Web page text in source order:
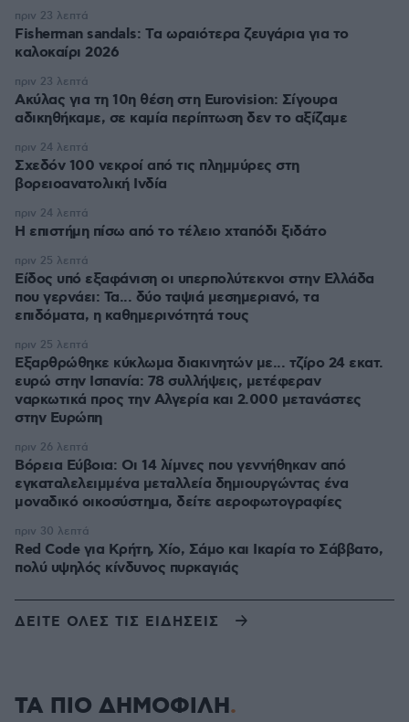
Fisherman sandals: Tα ωραιότερα ζευγάρια για το
καλοκαίρι 2026
πριν 23 λεπτά
Ακύλας για τη 10η θέση στη Eurovision: Σίγουρα
αδικηθήκαμε, σε καμία περίπτωση δεν το αξίζαμε
πριν 23 λεπτά
Σχεδόν 100 νεκροί από τις πλημμύρες στη
βορειοανατολική Ινδία
πριν 24 λεπτά
Η επιστήμη πίσω από το τέλειο χταπόδι ξιδάτο
πριν 24 λεπτά
Είδος υπό εξαφάνιση οι υπερπολύτεκνοι στην Ελλάδα
που γερνάει: Τα... δύο ταψιά μεσημεριανό, τα
επιδόματα, η καθημερινότητά τους
πριν 25 λεπτά
Εξαρθρώθηκε κύκλωμα διακινητών με... τζίρο 24 εκατ.
ευρώ στην Ισπανία: 78 συλλήψεις, μετέφεραν
ναρκωτικά προς την Αλγερία και 2.000 μετανάστες
στην Ευρώπη
πριν 25 λεπτά
Βόρεια Εύβοια: Οι 14 λίμνες που γεννήθηκαν από
εγκαταλελειμμένα μεταλλεία δημιουργώντας ένα
μοναδικό οικοσύστημα, δείτε αεροφωτογραφίες
πριν 26 λεπτά
Red Code για Κρήτη, Χίο, Σάμο και Ικαρία το Σάββατο,
πολύ υψηλός κίνδυνος πυρκαγιάς
πριν 30 λεπτά
ΔΕΙΤΕ ΟΛΕΣ ΤΙΣ ΕΙΔΗΣΕΙΣ
ΤΑ ΠΙΟ ΔΗΜΟΦΙΛΗ